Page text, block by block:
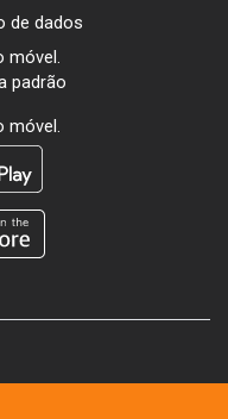
de dados
móvel.
padrão
móvel.